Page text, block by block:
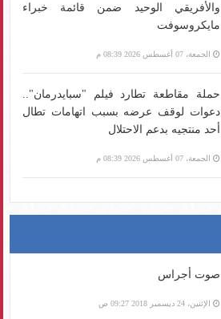
والأفريقي الوحيد ضمن قائمة خبراء
مايكروسوفت
الجمعة، 07 أغسطس 2026 08:39 م
حملة مقاطعة تطارد فيلم "سبايدرمان"..
دعوات لوقف عرضه بسبب اتهامات تطال
أحد منتجيه بدعم الاحتلال
الجمعة، 07 أغسطس 2026 08:39 م
صوت أجراس
الإثنين، 24 ديسمبر 2018 09:27 ص